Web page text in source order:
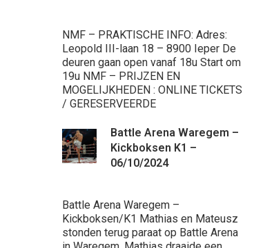
NMF – PRAKTISCHE INFO: Adres:
Leopold III-laan 18 – 8900 Ieper De
deuren gaan open vanaf 18u Start om
19u NMF – PRIJZEN EN
MOGELIJKHEDEN : ONLINE TICKETS
/ GERESERVEERDE
Battle Arena Waregem –
Kickboksen K1 –
06/10/2024
Battle Arena Waregem –
Kickboksen/K1 Mathias en Mateusz
stonden terug paraat op Battle Arena